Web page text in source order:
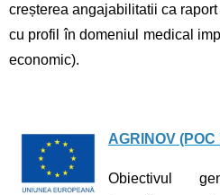
creșterea angajabilitatii ca
cu profil în domeniul medical
economic).
AGRINOV (POC
Obiectivul